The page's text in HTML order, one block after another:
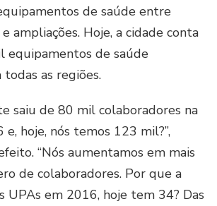
de saúde entre
ampliações. Hoje, a cidade conta
equipamentos de saúde
as regiões.
saiu de 80 mil colaboradores na
hoje, nós temos 123 mil?”,
“Nós aumentamos em mais
de colaboradores. Por que a
UPAs em 2016, hoje tem 34? Das